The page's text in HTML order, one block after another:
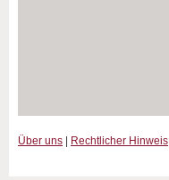
Über uns Rechtlicher Hinweis